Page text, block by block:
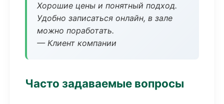
Хорошие цены и понятный подход.
Удобно записаться онлайн, в зале
можно поработать.
— Клиент компании
Часто задаваемые вопросы